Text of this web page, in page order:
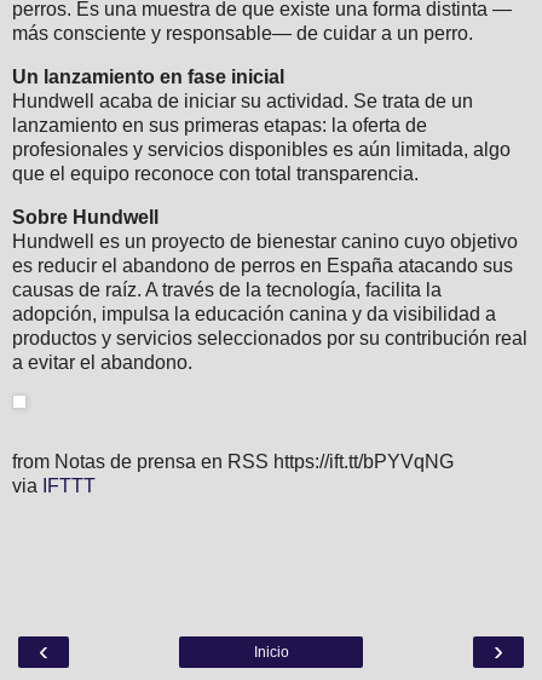
perros. Es una muestra de que existe una forma distinta —
más consciente y responsable— de cuidar a un perro.
Un lanzamiento en fase inicial
Hundwell acaba de iniciar su actividad. Se trata de un
lanzamiento en sus primeras etapas: la oferta de
profesionales y servicios disponibles es aún limitada, algo
que el equipo reconoce con total transparencia.
Sobre Hundwell
Hundwell es un proyecto de bienestar canino cuyo objetivo
es reducir el abandono de perros en España atacando sus
causas de raíz. A través de la tecnología, facilita la
adopción, impulsa la educación canina y da visibilidad a
productos y servicios seleccionados por su contribución real
a evitar el abandono.
from Notas de prensa en RSS https://ift.tt/bPYVqNG
via
IFTTT
‹ ›
Inicio